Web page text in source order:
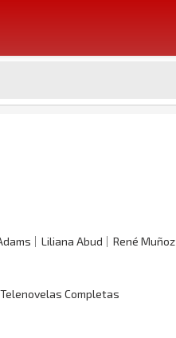
Liliana Abud
René Muñoz
Completas